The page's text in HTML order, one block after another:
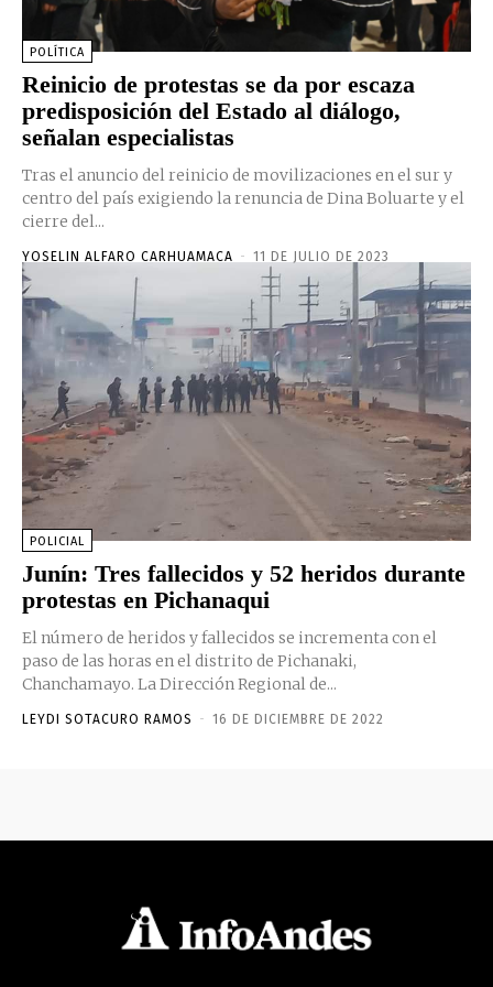
POLÍTICA
Reinicio de protestas se da por escaza
predisposición del Estado al diálogo,
señalan especialistas
Tras el anuncio del reinicio de movilizaciones en el sur y
centro del país exigiendo la renuncia de Dina Boluarte y el
cierre del...
YOSELIN ALFARO CARHUAMACA - 11 DE JULIO DE 2023
POLICIAL
Junín: Tres fallecidos y 52 heridos durante
protestas en Pichanaqui
El número de heridos y fallecidos se incrementa con el
paso de las horas en el distrito de Pichanaki,
Chanchamayo. La Dirección Regional de...
LEYDI SOTACURO RAMOS - 16 DE DICIEMBRE DE 2022